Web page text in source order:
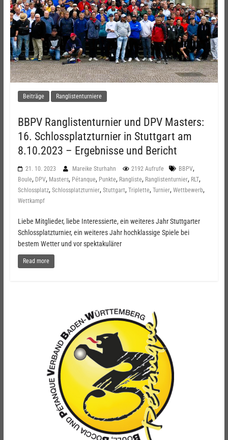
Beiträge Ranglistenturniere
BBPV Ranglistenturnier und DPV Masters:
16. Schlossplatzturnier in Stuttgart am
8.10.2023 – Ergebnisse und Bericht
21. 10. 2023 Mareike Sturhahn 2192 Aufrufe BBPV,
Boule, DPV, Masters, Pétanque, Punkte, Rangliste, Ranglistenturnier, RLT,
Schlossplatz, Schlossplatzturnier, Stuttgart, Triplette, Turnier, Wettbewerb,
Wettkampf
Liebe Mitglieder, liebe Interessierte, ein weiteres Jahr Stuttgarter
Schlossplatzturnier, ein weiteres Jahr hochklassige Spiele bei
bestem Wetter und vor spektakulärer
Read more